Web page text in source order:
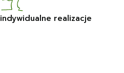
indywidualne realizacje